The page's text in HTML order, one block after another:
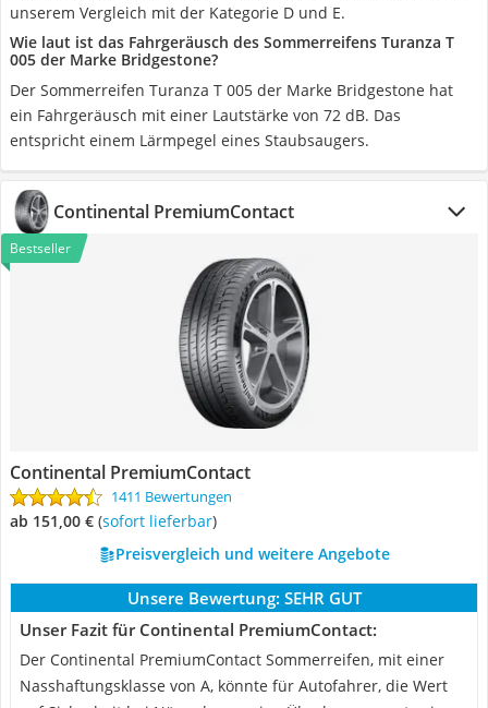
unserem Vergleich mit der Kategorie D und E.
Wie laut ist das Fahrgeräusch des Sommerreifens Turanza T
005 der Marke Bridgestone?
Der Sommerreifen Turanza T 005 der Marke Bridgestone hat
ein Fahrgeräusch mit einer Lautstärke von 72 dB. Das
entspricht einem Lärmpegel eines Staubsaugers.
Continental PremiumContact
Bestseller
Continental PremiumContact
1411 Bewertungen
ab 151,00 € ( Sofort lieferbar)
Preisvergleich und weitere Angebote
Unsere Bewertung: SEHR GUT
Unser Fazit für Continental PremiumContact:
Der Continental PremiumContact Sommerreifen, mit einer
Nasshaftungsklasse von A, könnte für Autofahrer, die Wert